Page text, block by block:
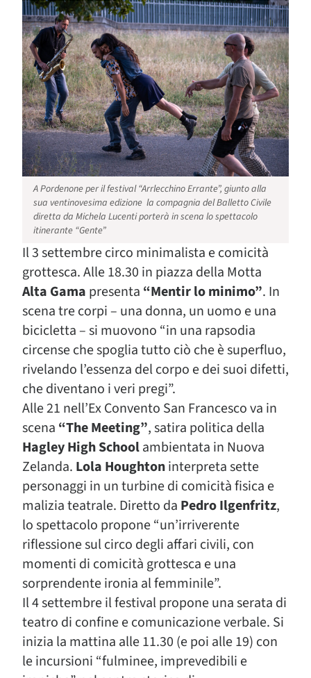
A Pordenone per il festival “Arrlecchino Errante”, giunto alla
sua ventinovesima edizione la compagnia del Balletto Civile
diretta da Michela Lucenti porterà in scena lo spettacolo
itinerante “Gente”
Il 3 settembre circo minimalista e comicità
grottesca. Alle 18.30 in piazza della Motta
Alta Gama presenta “Mentir lo minimo”. In
scena tre corpi – una donna, un uomo e una
bicicletta – si muovono “in una rapsodia
circense che spoglia tutto ciò che è superfluo,
rivelando l’essenza del corpo e dei suoi difetti,
che diventano i veri pregi”.
Alle 21 nell’Ex Convento San Francesco va in
scena “The Meeting”, satira politica della
Hagley High Schoolambientata in Nuova
Zelanda. Lola Houghtoninterpreta sette
personaggi in un turbine di comicità fisica e
malizia teatrale. Diretto da Pedro Ilgenfritz,
lo spettacolo propone “un’irriverente
riflessione sul circo degli affari civili, con
momenti di comicità grottesca e una
sorprendente ironia al femminile”.
Il 4 settembre il festival propone una serata di
teatro di confine e comunicazione verbale. Si
inizia la mattina alle 11.30 (e poi alle 19) con
le incursioni “fulminee, imprevedibili e